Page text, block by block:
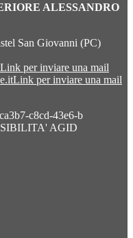
ALESSANDRO
San Giovanni (PC)
Link per inviare una mail
Link per inviare una mail
c8cd-43e6-b
AGID